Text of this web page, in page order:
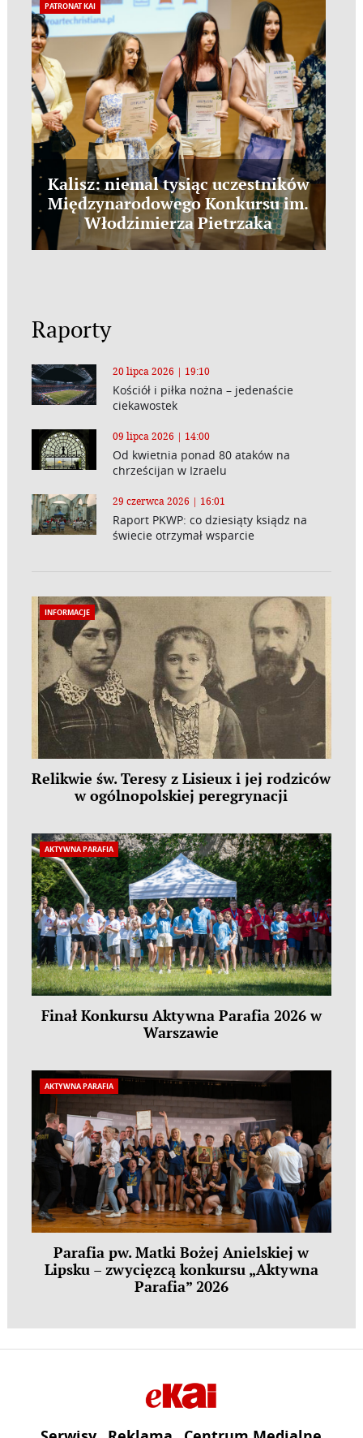
PATRONAT KAI
Kalisz: niemal tysiąc uczestników
Międzynarodowego Konkursu im.
Włodzimierza Pietrzaka
Raporty
20 lipca 2026 | 19:10
Kościół i piłka nożna – jedenaście
ciekawostek
09 lipca 2026 | 14:00
Od kwietnia ponad 80 ataków na
chrześcijan w Izraelu
29 czerwca 2026 | 16:01
Raport PKWP: co dziesiąty ksiądz na
świecie otrzymał wsparcie
INFORMACJE
Relikwie św. Teresy z Lisieux i jej rodziców
w ogólnopolskiej peregrynacji
AKTYWNA PARAFIA
Finał Konkursu Aktywna Parafia 2026 w
Warszawie
AKTYWNA PARAFIA
Parafia pw. Matki Bożej Anielskiej w
Lipsku – zwycięzcą konkursu „Aktywna
Parafia” 2026